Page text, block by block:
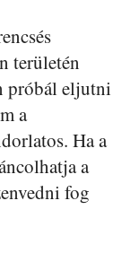
területén
próbál eljutni
a
Ha a
a
fog